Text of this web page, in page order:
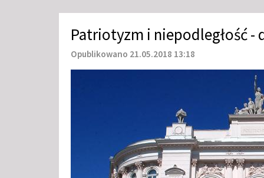
Patriotyzm i niepodległość -
Opublikowano 21.05.2018 13:18